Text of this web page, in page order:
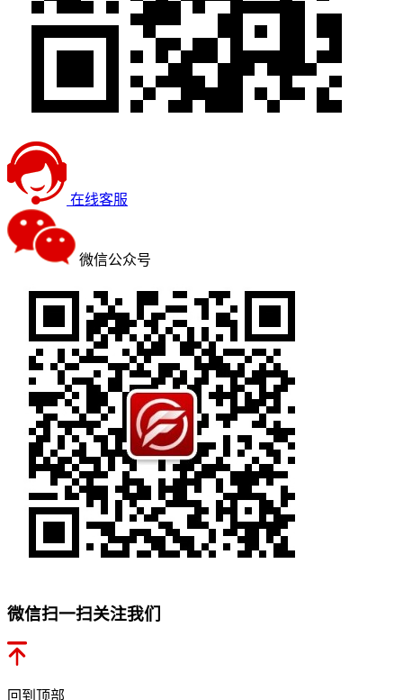
在线客服
微信公众号
微信扫一扫关注我们
回到顶部